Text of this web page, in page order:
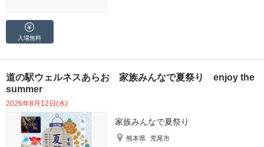
入場無料
道の駅ウェルネスあらお 家族みんなで夏祭り enjoy the
summer
2026年8月12日(水)
家族みんなで夏祭り
熊本県 荒尾市